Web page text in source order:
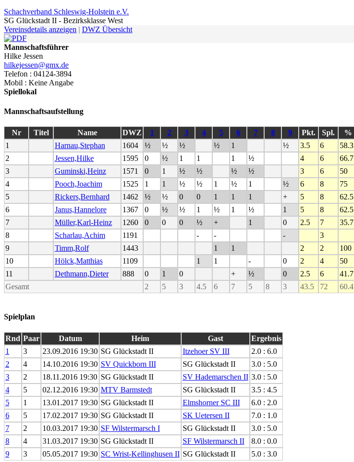
Schachverband Schleswig-Holstein e.V.
SG Glückstadt II - Bezirksklasse West
Vereinsdetails anzeigen | DWZ Übersicht
Mannschaftsführer
Hilke Jessen
hilkejessen@gmx.de
Telefon : 04124-3894
Mobil : Keine Angabe
Spiellokal
Mannschaftsaufstellung
Nr Titel Name DWZ 1 2 3 4 5 6 7 8 9 Pkt. Spl.
%
1
Harnau,Stephan 1604 ½ ½ ½ ½ 1 ½ 3.5 6
58.3
2
Jessen,Hilke 1595 0 ½ 1 1 1 ½ 4 6
66.7
3
Guminski,Heinz 1571 0 1 ½ ½ ½ ½ 3 6
50
4
Pooch,Joachim 1525 1 1 ½ ½ 1 ½ 1 ½ 6 8
75
5
Rickers,Bernhard 1462 ½ ½ 0 0 1 1 1 + 5 8
62.5
6
Janus,Hannelore 1367 0 ½ ½ 1 ½ 1 ½ 1 5 8
62.5
7
Müller,Karl-Heinz 1260 0 0 0 ½ + 1 0 2.5 7
35.7
8
Scharlau,Achim 1191 - - -
3
9
Timm,Rolf 1443 1 1 2 2
100
10
Hölck,Matthias 1109 1 1 - 0 2 4
50
11
Dethmann,Dieter 888 0 1 0 + ½ 0 2.5 6
41.7
Gesamt
2 5 3 4.5 6 7 5 8 3 43.5 72 60.4
Spielplan
Rnd Paar Datum Heim Gast
Ergebnis
1
3 23.09.2016 19:30 SG Glückstadt II Itzehoer SV III
2.0 : 6.0
2
4 14.10.2016 19:30 SV Quickborn III SG Glückstadt II
3.0 : 5.0
3
2 18.11.2016 19:30 SG Glückstadt II SV Hademarschen II 3.0 : 5.0
4
5 02.12.2016 19:30 MTV Barmstedt SG Glückstadt II
3.5 : 4.5
5
1 13.01.2017 19:30 SG Glückstadt II Elmshorner SC III
6.0 : 2.0
6
5 17.02.2017 19:30 SG Glückstadt II SK Uetersen II
7.0 : 1.0
7
2 10.03.2017 19:30 SF Wilstermarsch I SG Glückstadt II
3.0 : 5.0
8
4 31.03.2017 19:30 SG Glückstadt II SF Wilstermarsch II
8.0 : 0.0
9
3 05.05.2017 19:30 SC Wrist-Kellinghusen II SG Glückstadt II 5.0 : 3.0